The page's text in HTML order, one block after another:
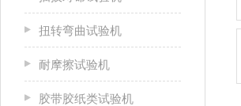
扭转弯曲试验机
耐摩擦试验机
胶带胶纸类试验机